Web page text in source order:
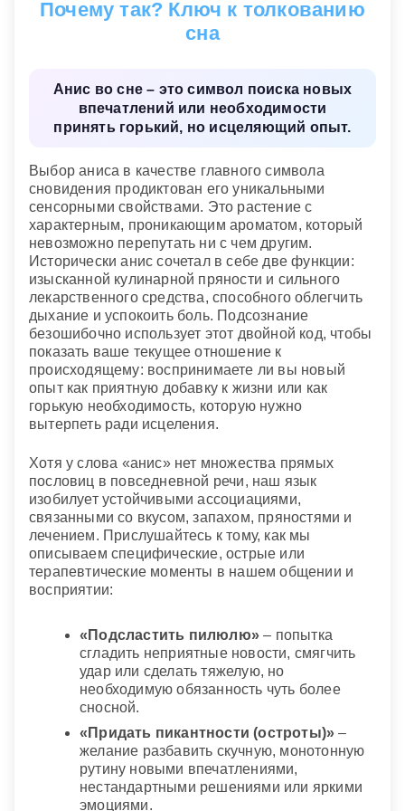
Использовать анис в пищу как приправу —
наступление душевного спокойствия после
Сеять анис — ожидать хороших результатов.
Сонник Морозовой
Почему так? Ключ к толкованию
сна
Анис во сне – это символ поиска новых
впечатлений или необходимости
принять горький, но исцеляющий опыт.
Выбор аниса в качестве главного символа
сновидения продиктован его уникальными
сенсорными свойствами. Это растение с
характерным, проникающим ароматом, который
невозможно перепутать ни с чем другим.
Исторически анис сочетал в себе две функции:
изысканной кулинарной пряности и сильного
лекарственного средства, способного облегчить
дыхание и успокоить боль. Подсознание
безошибочно использует этот двойной код, чтобы
показать ваше текущее отношение к
происходящему: воспринимаете ли вы новый
опыт как приятную добавку к жизни или как
горькую необходимость, которую нужно
вытерпеть ради исцеления.
Хотя у слова «анис» нет множества прямых
пословиц в повседневной речи, наш язык
изобилует устойчивыми ассоциациями,
связанными со вкусом, запахом, пряностями и
лечением. Прислушайтесь к тому, как мы
описываем специфические, острые или
терапевтические моменты в нашем общении и
восприятии:
«Подсластить пилюлю» – попытка
сгладить неприятные новости, смягчить
удар или сделать тяжелую, но
необходимую обязанность чуть более
сносной.
«Придать пикантности (остроты)» –
желание разбавить скучную, монотонную
рутину новыми впечатлениями,
нестандартными решениями или яркими
эмоциями.